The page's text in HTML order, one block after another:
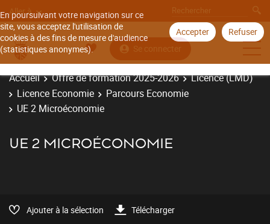
En poursuivant votre navigation sur ce
site, vous acceptez l'utilisation de
cookies à des fins de mesure d'audience
(statistiques anonymes).
Accepter Refuser
Aller à
Se connecter
Accueil Offre de formation 2025-2026
Licence (LMD)
Licence Economie
Parcours Economie
UE 2 Microéconomie
UE 2 MICROÉCONOMIE
Ajouter à la sélection Télécharger